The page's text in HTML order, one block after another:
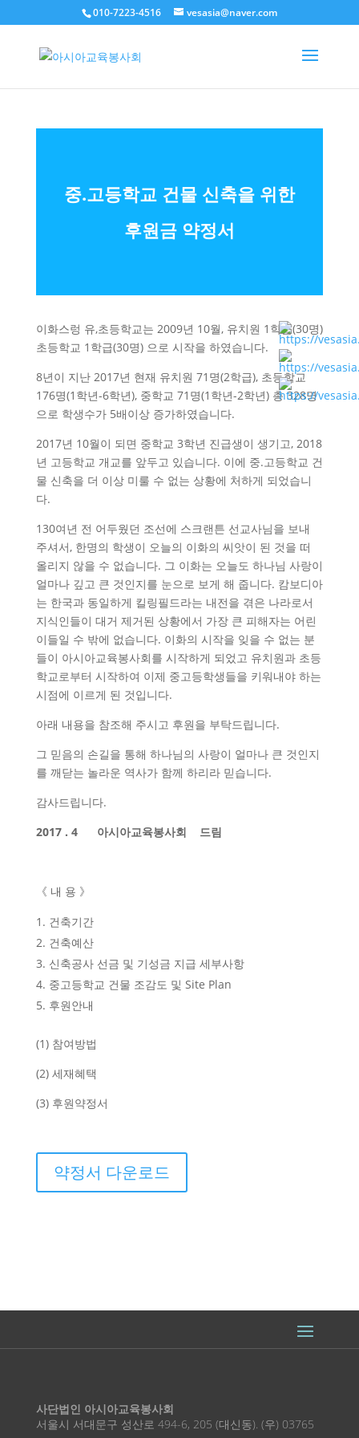
010-7223-4516 vesasia@naver.com
중.고등학교 건물 신축을 위한
후원금 약정서
이화스렁 유,초등학교는 2009년 10월, 유치원 1학급(30명)
초등학교 1학급(30명) 으로 시작을 하였습니다.
8년이 지난 2017년 현재 유치원 71명(2학급), 초등학교
176명(1학년-6학년), 중학교 71명(1학년-2학년) 총 328명
으로 학생수가 5배이상 증가하였습니다.
2017년 10월이 되면 중학교 3학년 진급생이 생기고, 2018
년 고등학교 개교를 앞두고 있습니다. 이에 중.고등학교 건
물 신축을 더 이상 미룰 수 없는 상황에 처하게 되었습니
다.
130여년 전 어두웠던 조선에 스크랜튼 선교사님을 보내
주셔서, 한명의 학생이 오늘의 이화의 씨앗이 된 것을 떠
올리지 않을 수 없습니다. 그 이화는 오늘도 하나님 사랑이
얼마나 깊고 큰 것인지를 눈으로 보게 해 줍니다. 캄보디아
는 한국과 동일하게 킬링필드라는 내전을 겪은 나라로서
지식인들이 대거 제거된 상황에서 가장 큰 피해자는 어린
이들일 수 밖에 없습니다. 이화의 시작을 잊을 수 없는 분
들이 아시아교육봉사회를 시작하게 되었고 유치원과 초등
학교로부터 시작하여 이제 중고등학생들을 키워내야 하는
시점에 이르게 된 것입니다.
아래 내용을 참조해 주시고 후원을 부탁드립니다.
그 믿음의 손길을 통해 하나님의 사랑이 얼마나 큰 것인지
를 깨닫는 놀라운 역사가 함께 하리라 믿습니다.
감사드립니다.
2017 . 4 아시아교육봉사회 드림
《 내 용 》
건축기간
건축예산
신축공사 선금 및 기성금 지급 세부사항
중고등학교 건물 조감도 및 Site Plan
후원안내
(1) 참여방법
(2) 세재혜택
(3) 후원약정서
약정서 다운로드
사단법인 아시아교육봉사회
서울시 서대문구 성산로 494-6, 205 (대신동). (우) 03765